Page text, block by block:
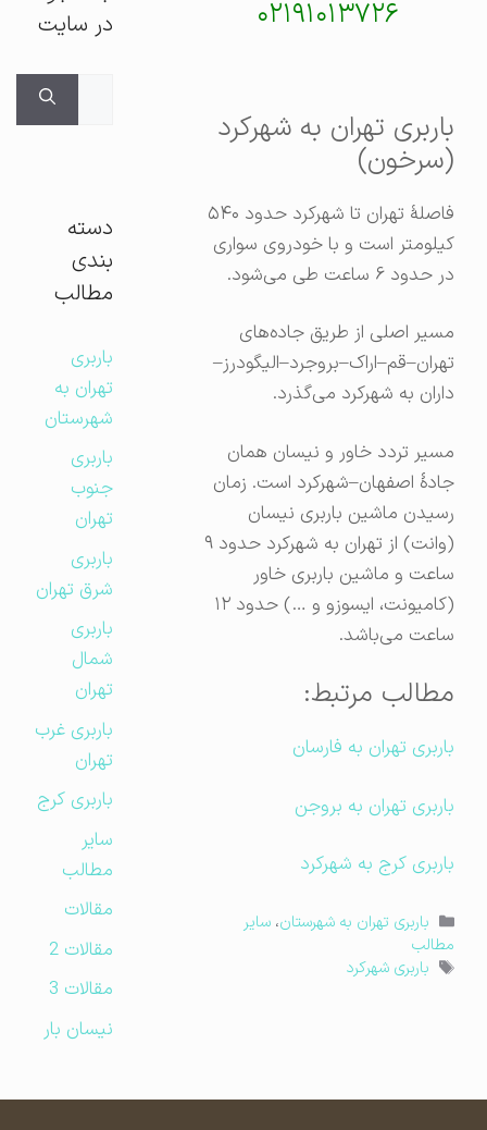
۰۲۱۹۱۰۱۳۷۲۶
باربری تهران به شهرکرد
(سرخون)
فاصلهٔ تهران تا شهرکرد حدود ۵۴۰
کیلومتر است و با خودروی سواری
در حدود ۶ ساعت طی می‌شود.
مسیر اصلی از طریق جاده‌های
تهران–قم–اراک–بروجرد–الیگودرز–
داران به شهرکرد می‌گذرد.
مسیر تردد خاور و نیسان همان
جادهٔ اصفهان–شهرکرد است. زمان
رسیدن ماشین باربری نیسان
(وانت) از تهران به شهرکرد حدود ۹
ساعت و ماشین باربری خاور
(کامیونت، ایسوزو و …) حدود ۱۲
ساعت می‌باشد.
مطالب مرتبط:
باربری تهران به فارسان
باربری تهران به بروجن
باربری کرج به شهرکرد
دسته‌ها
باربری تهران به شهرستان،سایر
مطالب
برچسب‌ها
باربری شهرکرد
در سایت
دسته
بندی
مطالب
باربری
تهران به
شهرستان
باربری
جنوب
تهران
باربری
شرق تهران
باربری
شمال
تهران
باربری غرب
تهران
باربری کرج
مطالب
مقالات
مقالات 2
مقالات 3
نیسان بار